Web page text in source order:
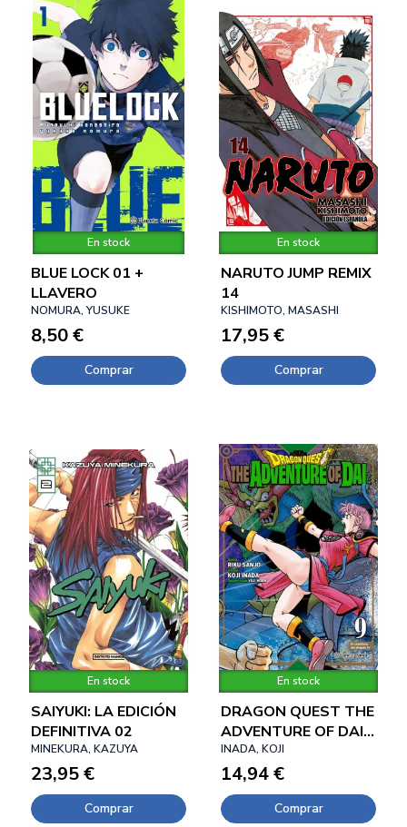
En stock
BLUE LOCK 01 +
LLAVERO
NOMURA, YUSUKE
8,50 €
Comprar
En stock
NARUTO JUMP REMIX
14
KISHIMOTO, MASASHI
17,95 €
Comprar
En stock
SAIYUKI: LA EDICIÓN
DEFINITIVA 02
MINEKURA, KAZUYA
23,95 €
Comprar
En stock
DRAGON QUEST THE
ADVENTURE OF DAI
09
INADA, KOJI
14,94 €
Comprar